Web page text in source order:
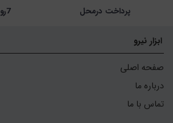
پرداخت درمحل 7روز ضمانت برگشت وجه
ابزار نیرو
صفحه اصلی
درباره ما
تماس با ما